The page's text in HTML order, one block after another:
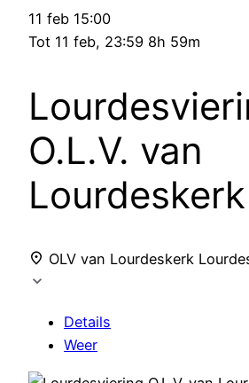
11 feb 15:00
Tot 11 feb, 23:59 8h 59m
O.L.V. van
Lourdeskerk
OLV van Lourdeskerk
Details
Weer